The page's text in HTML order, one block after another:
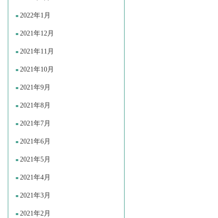
2022年1月
2021年12月
2021年11月
2021年10月
2021年9月
2021年8月
2021年7月
2021年6月
2021年5月
2021年4月
2021年3月
2021年2月